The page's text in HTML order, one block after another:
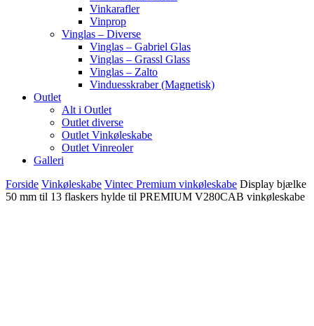
Vinkarafler
Vinprop
Vinglas – Diverse
Vinglas – Gabriel Glas
Vinglas – Grassl Glass
Vinglas – Zalto
Vinduesskraber (Magnetisk)
Outlet
Alt i Outlet
Outlet diverse
Outlet Vinkøleskabe
Outlet Vinreoler
Galleri
Forside Vinkøleskabe Vintec Premium vinkøleskabe Display bjælke
50 mm til 13 flaskers hylde til PREMIUM V280CAB vinkøleskabe